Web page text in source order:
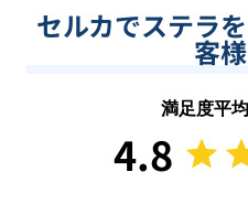
セルカでステラ
客
満足度平
4.8